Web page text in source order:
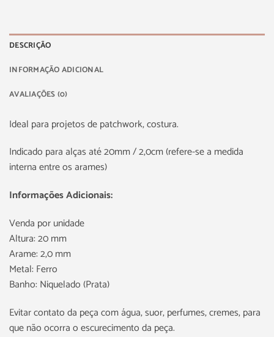
DESCRIÇÃO
INFORMAÇÃO ADICIONAL
AVALIAÇÕES (0)
Ideal para projetos de patchwork, costura.
Indicado para alças até 20mm / 2,0cm (refere-se a medida
interna entre os arames)
Informações Adicionais:
Venda por unidade
Altura: 20 mm
Arame: 2,0 mm
Metal: Ferro
Banho: Niquelado (Prata)
Evitar contato da peça com água, suor, perfumes, cremes, para
que não ocorra o escurecimento da peça.